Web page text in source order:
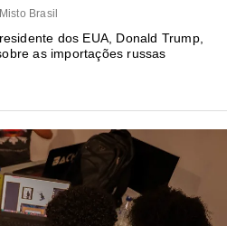
Misto Brasil
dos EUA, Donald Trump,
as importações russas